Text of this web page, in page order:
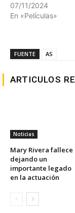
07/11/2024
En «Películas»
FUENTE AS
ARTICULOS
Noticias
Mary Rivera fallece
dejando un
importante legado
en la actuación